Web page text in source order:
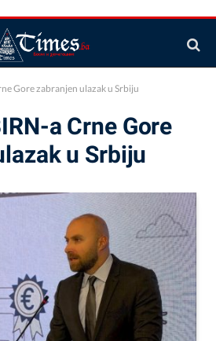
Gore zabranjen ulazak u Srbiju
a Crne Gore
u Srbiju